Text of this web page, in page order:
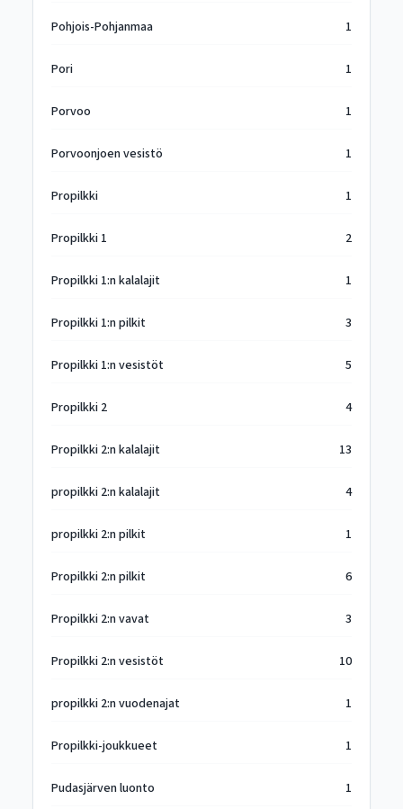
Pohjois-Pohjanmaa 1
Pori 1
Porvoo 1
Porvoonjoen vesistö 1
Propilkki 1
Propilkki 1 2
Propilkki 1:n kalalajit 1
Propilkki 1:n pilkit 3
Propilkki 1:n vesistöt 5
Propilkki 2 4
Propilkki 2:n kalalajit 13
propilkki 2:n kalalajit 4
propilkki 2:n pilkit 1
Propilkki 2:n pilkit 6
Propilkki 2:n vavat 3
Propilkki 2:n vesistöt 10
propilkki 2:n vuodenajat 1
Propilkki-joukkueet 1
Pudasjärven luonto 1